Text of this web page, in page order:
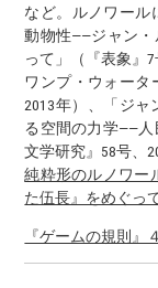
など。ルノワール
動物性——ジャン・
って」（『表象』
ワンプ・ウォータ
2013年）、「ジ
る空間の力学——
文学研究』58号、
純粋形のルノワー
た伍長』をめぐっ
『ゲームの規則